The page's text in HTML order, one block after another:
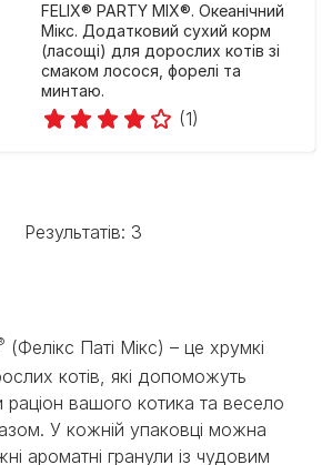
FELIX® PARTY MIX®. Океанічний
Мікс. Додатковий сухий корм
(ласощі) для дорослих котів зі
смаком лосося, форелі та
минтаю.
(1)
Результатів: 3
(Фелікс Паті Мікс) – це хрумкі
котів, які допоможуть
раціон вашого котика та весело
У кожній упаковці можна
ароматні гранули із чудовим